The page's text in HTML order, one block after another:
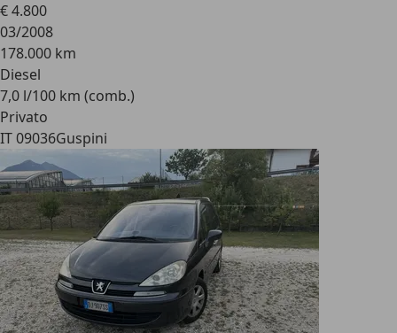
€ 4.800
03/2008
178.000 km
Diesel
7,0 l/100 km (comb.)
Privato
IT 09036Guspini